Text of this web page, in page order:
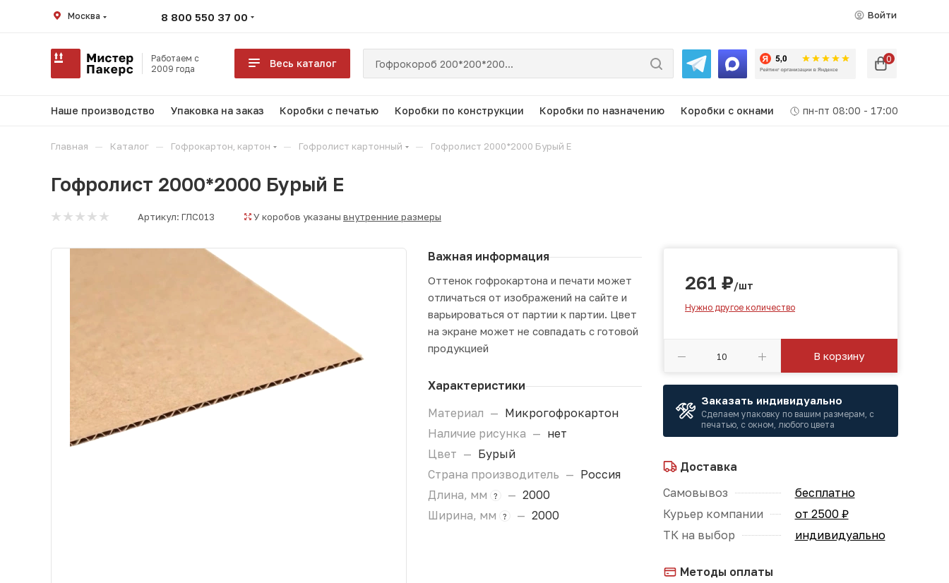
Работаем с
2009 года
Весь каталог 0
Наше производство Упаковка на заказ Коробки с печатью Коробки по конструкции Коробки по назначению Коробки c окнами пн-пт 08:00 - 17:00
Москва 8 800 550 37 00 Войти
Главная — Каталог — Гофрокартон, картон — Гофролист картонный — Гофролист 2000*2000 Бурый Е
Гофролист 2000*2000 Бурый Е
Артикул: ГЛС013 У коробов указаны внутренние размеры
Важная информация
Оттенок гофрокартона и печати может
отличаться от изображений на сайте и
варьироваться от партии к партии. Цвет
на экране может не совпадать с готовой
продукцией
Характеристики
Материал — Микрогофрокартон
Наличие рисунка — нет
Цвет — Бурый
Страна производитель — Россия
Длина, мм
? — 2000
Ширина, мм
? — 2000
261 ₽/шт
Нужно другое количество
В корзину
Заказать индивидуально
Сделаем упаковку по вашим размерам, с
печатью, с окном, любого цвета
Доставка
Самовывоз
бесплатно
Курьер компании
от 2500 ₽
ТК на выбор
индивидуально
Методы оплаты